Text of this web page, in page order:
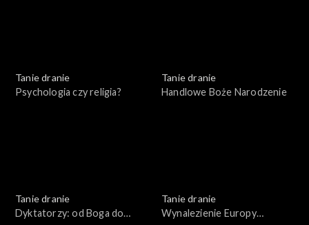
Tanie dranie
Psychologia czy religia?
Tanie dranie
Handlowe Boże Narodzenie
Tanie dranie
Dyktatorzy: od Boga do
Tanie dranie
Wynalezienie Europy